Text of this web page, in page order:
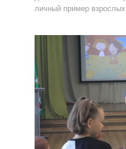
личный пример